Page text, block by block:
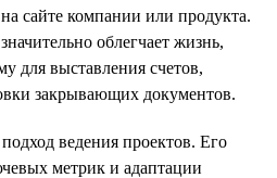
сайте компании или продукта.
облегчает жизнь,
для выставления счетов,
закрывающих документов.
ведения проектов. Его
метрик и адаптации